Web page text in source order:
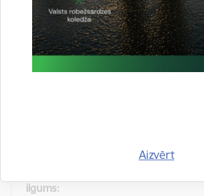
Aizvērt
_gid
Statistikas sīkdatnes
uzlabotu vietnes
pakalpojumus)